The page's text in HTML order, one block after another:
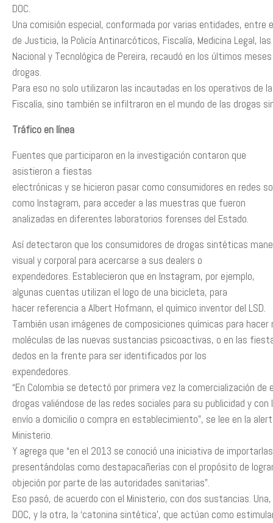
DOC.
Una comisión especial, conformada por varias entidades, entre
de Justicia, la Policía Antinarcóticos, Fiscalía, Medicina Legal,
Nacional y Tecnológica de Pereira, recaudó en los últimos
drogas.
Para eso no solo utilizaron las incautadas en los operativos de
Fiscalía, sino también se infiltraron en el mundo de las drogas
Tráfico en línea
Fuentes que participaron en la investigación contaron que
asistieron a fiestas
electrónicas y se hicieron pasar como consumidores en redes
como Instagram, para acceder a las muestras que fueron
analizadas en diferentes laboratorios forenses del Estado.
Así detectaron que los consumidores de drogas sintéticas
visual y corporal para acercarse a sus dealers o
expendedores. Establecieron que en Instagram, por ejemplo,
algunas cuentas utilizan el logo de una bicicleta, para
hacer referencia a Albert Hofmann, el químico inventor del LSD.
También usan imágenes de composiciones químicas para
moléculas de las nuevas sustancias psicoactivas, o en las
dedos en la frente para ser identificados por los
expendedores.
“En Colombia se detectó por primera vez la comercialización de
drogas valiéndose de las redes sociales para su publicidad y con
envío a domicilio o compra en establecimiento”, se lee en la
Ministerio.
Y agrega que “en el 2013 se conoció una iniciativa de
presentándolas como destapacañerías con el propósito de
objeción por parte de las autoridades sanitarias”.
Eso pasó, de acuerdo con el Ministerio, con dos sustancias.
DOC, y la otra, la ‘catonina sintética’, que actúan como